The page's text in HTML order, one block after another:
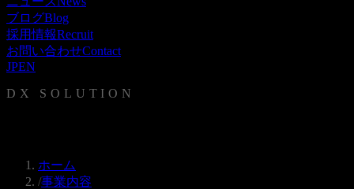
ブログBlog
採用情報Recruit
お問い合わせContact
JPEN
DX SOLUTION
ホーム
/事業内容